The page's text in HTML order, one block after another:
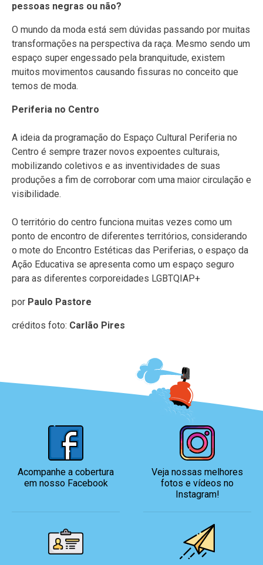
pessoas negras ou não?
O mundo da moda está sem dúvidas passando por muitas
transformações na perspectiva da raça. Mesmo sendo um
espaço super engessado pela branquitude, existem
muitos movimentos causando fissuras no conceito que
temos de moda.
Periferia no Centro
A ideia da programação do Espaço Cultural Periferia no
Centro é sempre trazer novos expoentes culturais,
mobilizando coletivos e as inventividades de suas
produções a fim de corroborar com uma maior circulação e
visibilidade.
O território do centro funciona muitas vezes como um
ponto de encontro de diferentes territórios, considerando
o mote do Encontro Estéticas das Periferias, o espaço da
Ação Educativa se apresenta como um espaço seguro
para as diferentes corporeidades LGBTQIAP+
por Paulo Pastore
créditos foto: Carlão Pires
Acompanhe a cobertura
em nosso Facebook
Veja nossas melhores
fotos e vídeos no
Instagram!